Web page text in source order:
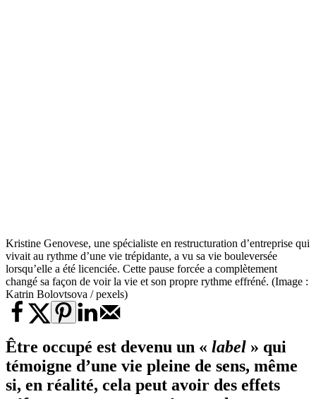
Kristine Genovese, une spécialiste en restructuration d’entreprise qui
vivait au rythme d’une vie trépidante, a vu sa vie bouleversée
lorsqu’elle a été licenciée. Cette pause forcée a complètement
changé sa façon de voir la vie et son propre rythme effréné. (Image :
Katrin Bolovtsova / pexels)
Être occupé est devenu un « label » qui
témoigne d’une vie pleine de sens, même
si, en réalité, cela peut avoir des effets